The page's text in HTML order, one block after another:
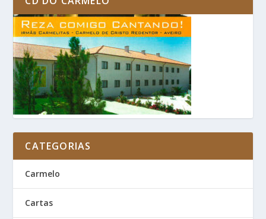
CATEGORIAS
Carmelo
Cartas